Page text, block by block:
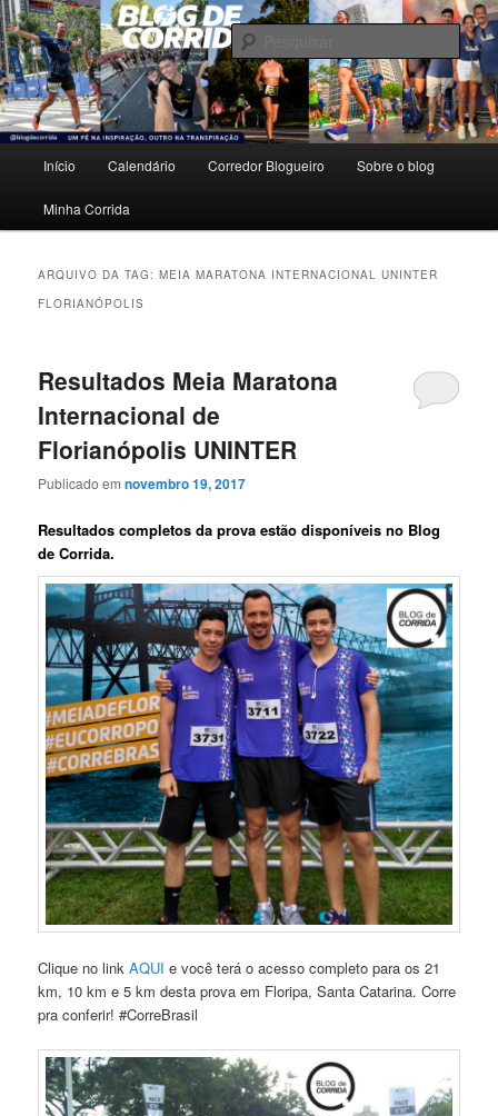
Pular
para
o
conteúdo
principal
Pular
para
o
conteúdo
secundárioBlog de Corrida
Um pé na inspiração, outro na transpiração.
principal
Início Calendário Corredor Blogueiro Sobre o blog
Minha Corrida
ARQUIVO DA TAG:MEIA MARATONA INTERNACIONAL UNINTER
FLORIANÓPOLIS
Resultados Meia Maratona
Internacional de
Florianópolis UNINTER
Publicado emnovembro 19, 2017
Resultados completos da prova estão disponíveis no Blog
de Corrida.
Clique no linkAQUI e você terá o acesso completo para os 21
km, 10 km e 5 km desta prova em Floripa, Santa Catarina. Corre
pra conferir! #CorreBrasil